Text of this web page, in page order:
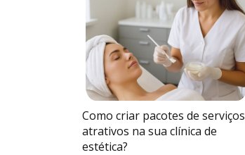
Como criar pacotes de serviços
atrativos na sua clínica de
estética?